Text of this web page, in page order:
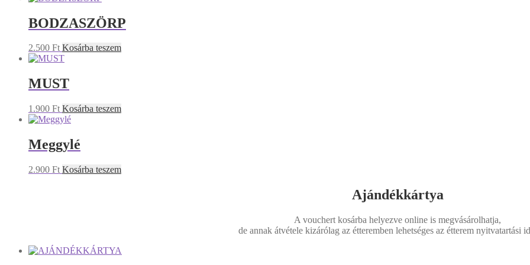
BODZASZÖRP
2.500 Ft Kosárba teszem
MUST
1.900 Ft Kosárba teszem
Meggylé
2.900 Ft Kosárba teszem
Ajándékkártya
A vouchert kosárba helyezve online is megvásárolhatja,
de annak átvétele kizárólag az étteremben lehetséges az étterem nyitvatartási